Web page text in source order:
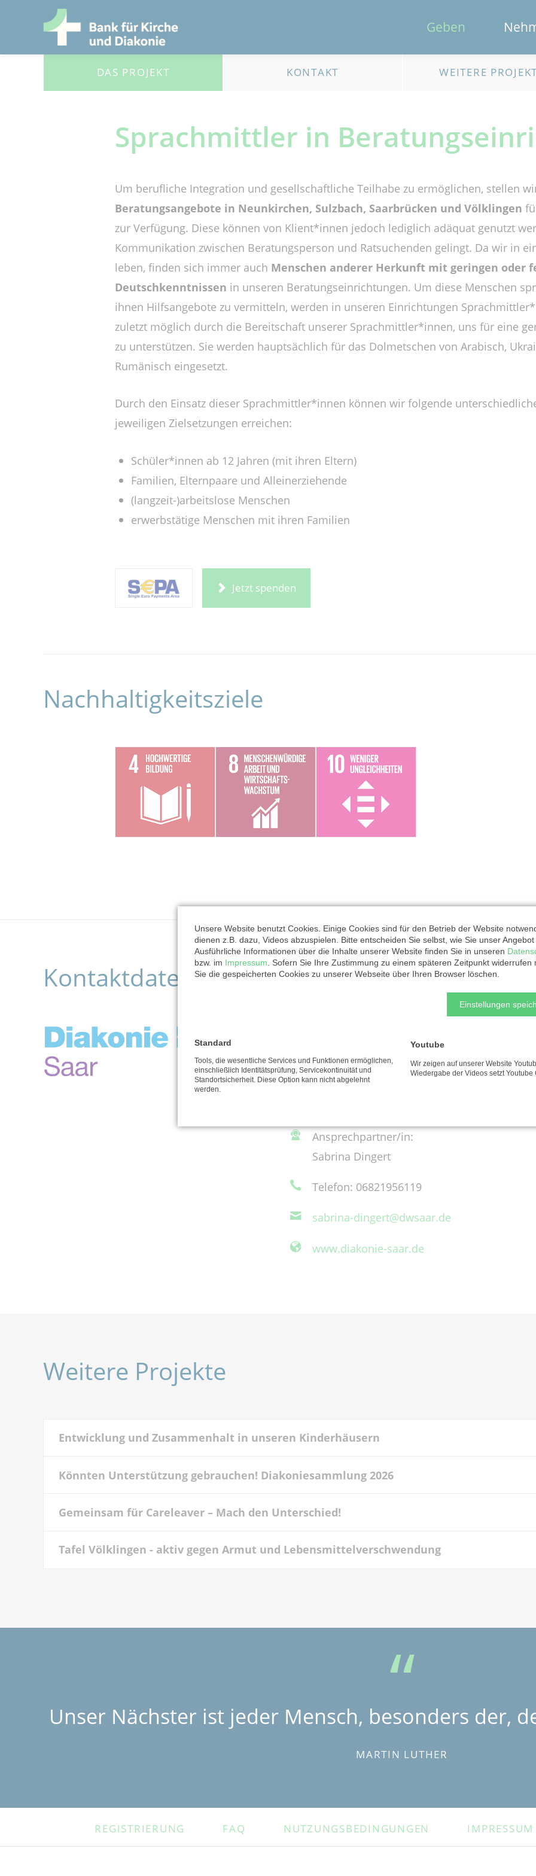
Geben
DAS PROJEKT KONTAKT WEITERE
Sprachmittler in
Um berufliche Integration und gesellschaftliche Teilhabe zu ermöglichen, stellen
Beratungsangebote in Neunkirchen, Sulzbach, Saarbrücken und Völklingen
zur Verfügung. Diese können von Klient*innen jedoch lediglich adäquat genutzt
Kommunikation zwischen Beratungsperson und Ratsuchenden gelingt. Da wir in
leben, finden sich immer auch Menschen anderer Herkunft mit geringen oder
Deutschkenntnissen in unseren Beratungseinrichtungen. Um diese Menschen
ihnen Hilfsangebote zu vermitteln, werden in unseren Einrichtungen
zuletzt möglich durch die Bereitschaft unserer Sprachmittler*innen, uns für eine
zu unterstützen. Sie werden hauptsächlich für das Dolmetschen von Arabisch,
Rumänisch eingesetzt.
Durch den Einsatz dieser Sprachmittler*innen können wir folgende
jeweiligen Zielsetzungen erreichen:
Schüler*innen ab 12 Jahren (mit ihren Eltern)
Familien, Elternpaare und Alleinerziehende
(langzeit-)arbeitslose Menschen
erwerbstätige Menschen mit ihren Familien
Jetzt spenden
Nachhaltigkeitsziele
Kontaktdaten der Organisation
Diakonisches Werk an der Saar
gGmbH
Rembrandtstraße 17-19
Ansprechpartner/in:
Sabrina Dingert
Telefon: 06821956119
sabrina-dingert@dwsaar.de
www.diakonie-saar.de
Weitere Projekte
Entwicklung und Zusammenhalt in unseren Kinderhäusern
Könnten Unterstützung gebrauchen! Diakoniesammlung 2026
Gemeinsam für Careleaver – Mach den Unterschied!
Tafel Völklingen - aktiv gegen Armut und Lebensmittelverschwendung
Unser Nächster ist jeder Mensch, besonders der,
MARTIN LUTHER
ÜBERSPRINGEN
REGISTRIERUNG FAQ NUTZUNGSBEDINGUNGEN IMPRESSUM
Unsere Website benutzt Cookies. Einige Cookies sind für den Betrieb der Website
dienen z.B. dazu, Videos abzuspielen. Bitte entscheiden Sie selbst, wie Sie unser Angebot
Ausführliche Informationen über die Inhalte unserer Website finden Sie in unseren
bzw. im Impressum . Sofern Sie Ihre Zustimmung zu einem späteren Zeitpunkt widerrufen
Sie die gespeicherten Cookies zu unserer Webseite über Ihren Browser löschen.
Einstellungen
Standard
Tools, die wesentliche Services und Funktionen ermöglichen,
einschließlich Identitätsprüfung, Servicekontinuität und
Standortsicherheit. Diese Option kann nicht abgelehnt
werden.
Youtube
Wir zeigen auf unserer Website
Wiedergabe der Videos setzt Youtube